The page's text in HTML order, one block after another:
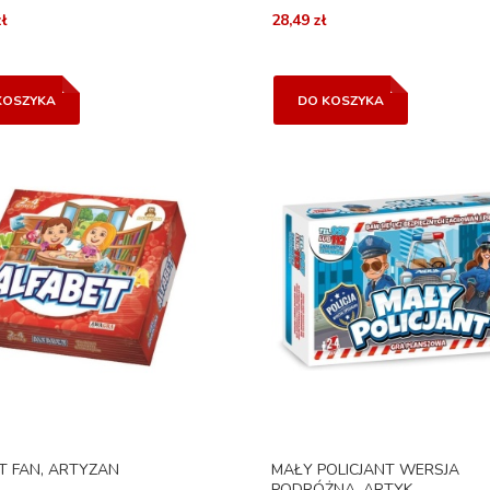
28,49 zł
DO KOSZYKA
FAN, ARTYZAN
MAŁY POLICJANT WERSJA